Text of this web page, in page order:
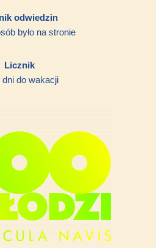
odwiedzin
było na stronie
Licznik
dni do wakacji